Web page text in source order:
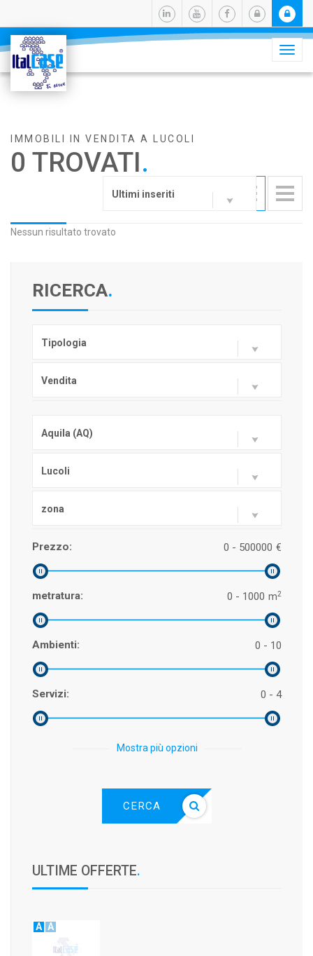
IMMOBILI IN VENDITA A LUCOLI
0 TROVATI.
Ultimi inseriti
Nessun risultato trovato
RICERCA.
Tipologia
Vendita
Aquila (AQ)
Lucoli
zona
Prezzo: €
0 - 500000
metratura: m2
0 - 1000
Ambienti: 0 - 10
Servizi: 0 - 4
Mostra più opzioni
CERCA
ULTIME OFFERTE.
A A